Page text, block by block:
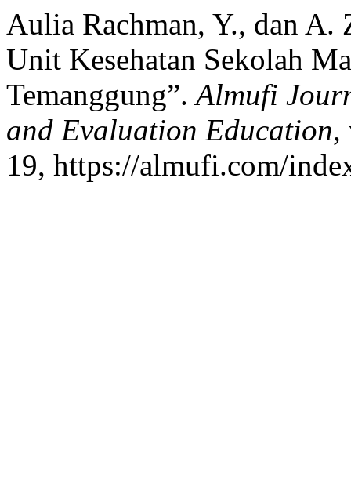
Aulia Rachman, Y., dan A.
Unit Kesehatan Sekolah
Temanggung”.Almufi
and Evaluation Education,
19, https://almufi.com/